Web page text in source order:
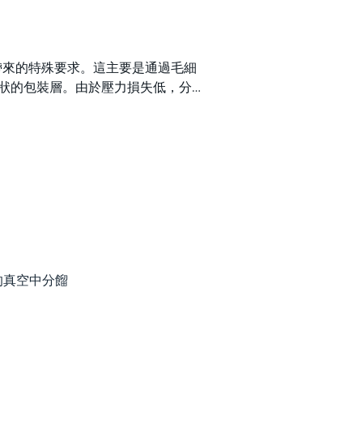
的特殊要求。這主要是通過毛細
的包裝層。由於壓力損失低，分
管效應
空中分餾